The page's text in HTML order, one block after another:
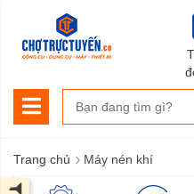
Trang chủ › Máy nén khí